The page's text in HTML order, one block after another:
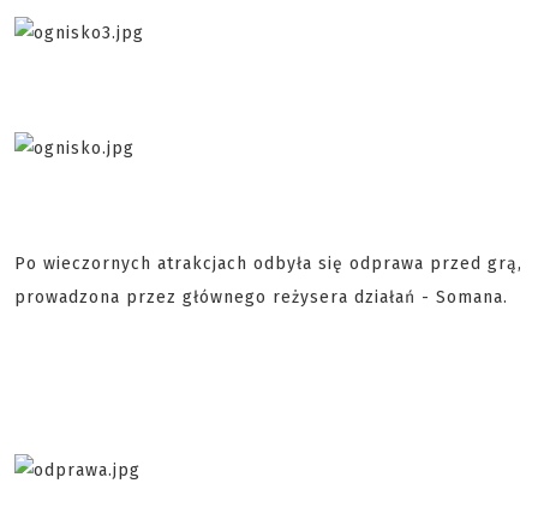
Po wieczornych atrakcjach odbyła się odprawa przed grą,
prowadzona przez głównego reżysera działań - Somana.